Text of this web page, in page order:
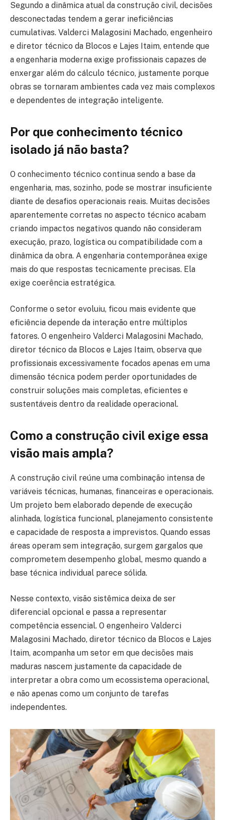
Segundo a dinâmica atual da construção civil, decisões
desconectadas tendem a gerar ineficiências
cumulativas. Valderci Malagosini Machado, engenheiro
e diretor técnico da Blocos e Lajes Itaim, entende que
a engenharia moderna exige profissionais capazes de
enxergar além do cálculo técnico, justamente porque
obras se tornaram ambientes cada vez mais complexos
e dependentes de integração inteligente.
Por que conhecimento técnico
isolado já não basta?
O conhecimento técnico continua sendo a base da
engenharia, mas, sozinho, pode se mostrar insuficiente
diante de desafios operacionais reais. Muitas decisões
aparentemente corretas no aspecto técnico acabam
criando impactos negativos quando não consideram
execução, prazo, logística ou compatibilidade com a
dinâmica da obra. A engenharia contemporânea exige
mais do que respostas tecnicamente precisas. Ela
exige coerência estratégica.
Conforme o setor evoluiu, ficou mais evidente que
eficiência depende da interação entre múltiplos
fatores. O engenheiro Valderci Malagosini Machado,
diretor técnico da Blocos e Lajes Itaim, observa que
profissionais excessivamente focados apenas em uma
dimensão técnica podem perder oportunidades de
construir soluções mais completas, eficientes e
sustentáveis dentro da realidade operacional.
Como a construção civil exige essa
visão mais ampla?
A construção civil reúne uma combinação intensa de
variáveis técnicas, humanas, financeiras e operacionais.
Um projeto bem elaborado depende de execução
alinhada, logística funcional, planejamento consistente
e capacidade de resposta a imprevistos. Quando essas
áreas operam sem integração, surgem gargalos que
comprometem desempenho global, mesmo quando a
base técnica individual parece sólida.
Nesse contexto, visão sistêmica deixa de ser
diferencial opcional e passa a representar
competência essencial. O engenheiro Valderci
Malagosini Machado, diretor técnico da Blocos e Lajes
Itaim, acompanha um setor em que decisões mais
maduras nascem justamente da capacidade de
interpretar a obra como um ecossistema operacional,
e não apenas como um conjunto de tarefas
independentes.